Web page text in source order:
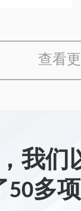
查看
我们
50多